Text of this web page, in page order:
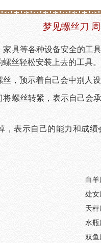
梦见螺丝刀
具等各种设备安全的工
丝轻松安装上去的工具
，预示着自己会中别人设
将螺丝转紧，表示自己会
，表示自己的能力和成
白羊
处女
天秤
水瓶
双鱼